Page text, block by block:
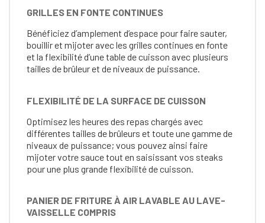
GRILLES EN FONTE CONTINUES
Bénéficiez d’amplement d’espace pour faire sauter,
bouillir et mijoter avec les grilles continues en fonte
et la flexibilité d’une table de cuisson avec plusieurs
tailles de brûleur et de niveaux de puissance.
FLEXIBILITÉ DE LA SURFACE DE CUISSON
Optimisez les heures des repas chargés avec
différentes tailles de brûleurs et toute une gamme de
niveaux de puissance; vous pouvez ainsi faire
mijoter votre sauce tout en saisissant vos steaks
pour une plus grande flexibilité de cuisson.
PANIER DE FRITURE À AIR LAVABLE AU LAVE-
VAISSELLE COMPRIS